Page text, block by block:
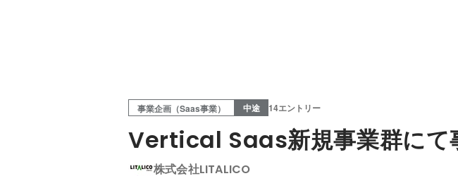
事業企画（Saas事業） 中途 14エントリー
Vertical Saas新規事業群にて
株式会社LITALICO